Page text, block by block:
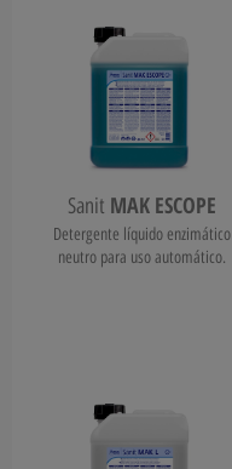
Sanit MAK ESCOPE
Detergente líquido enzimático
neutro para uso automático.